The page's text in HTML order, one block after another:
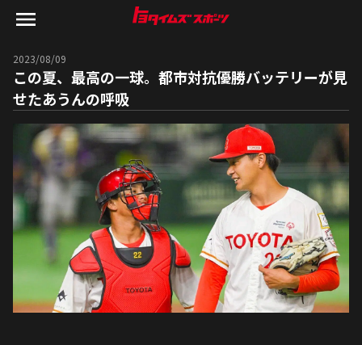
2023/08/09
この夏、最高の一球。都市対抗優勝バッテリーが見
せたあうんの呼吸